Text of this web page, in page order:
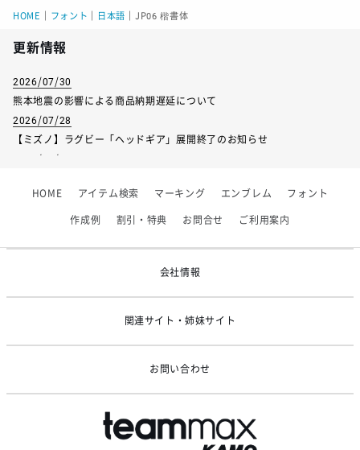
HOME フォント 日本語 JP06 楷書体
更新情報
2026/07/30
熊本地震の影響による商品納期遅延について
2026/07/28
【ミズノ】ラグビー「ヘッドギア」展開終了のお知らせ
2026/07/01
2026/06/09
【アシックス】一部商品「生地の在庫限り」廃盤のお知らせ
HOME アイテム検索 マーキング エンブレム フォント
作成例 割引・特典 お問合せ ご利用案内
会社情報
関連サイト・姉妹サイト
お問い合わせ